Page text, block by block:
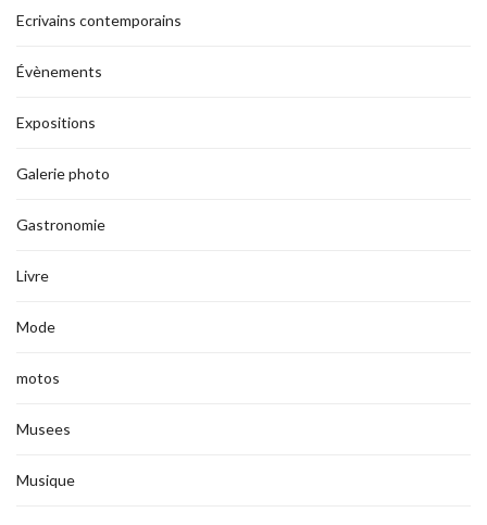
Ecrivains contemporains
Évènements
Expositions
Galerie photo
Gastronomie
Livre
Mode
motos
Musees
Musique